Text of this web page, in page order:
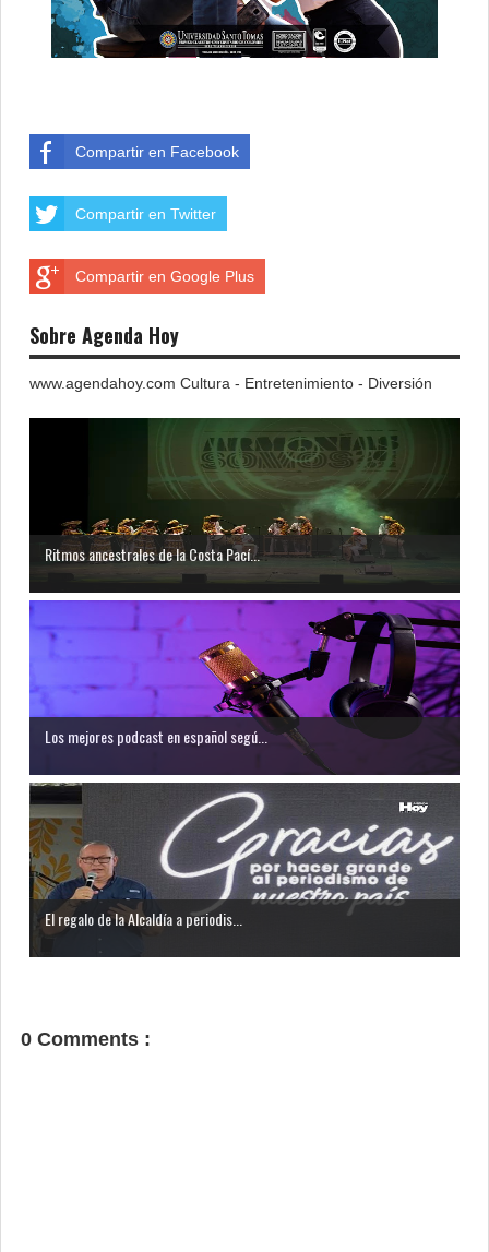
Compartir en Facebook
Compartir en Twitter
Compartir en Google Plus
Sobre Agenda Hoy
www.agendahoy.com Cultura - Entretenimiento - Diversión
Ritmos ancestrales de la Costa Pací...
Los mejores podcast en español segú...
El regalo de la Alcaldía a periodis...
0 Comments :